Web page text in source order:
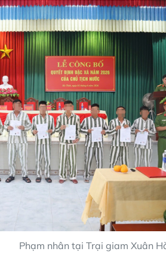
Phạm nhân tại Trại giam Xuân